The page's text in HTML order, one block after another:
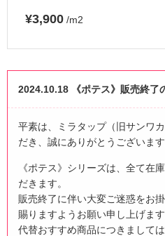
¥3,900 /m2
2024.10.18 《ポテス》販売終了
平素は、ミラタップ（旧サンワ
だき、誠にありがとうございます
《ポテス》シリーズは、全て在
だきます。
販売終了に伴い大変ご迷惑をお
賜りますようお願い申し上げます
代替おすすめ商品につきましては